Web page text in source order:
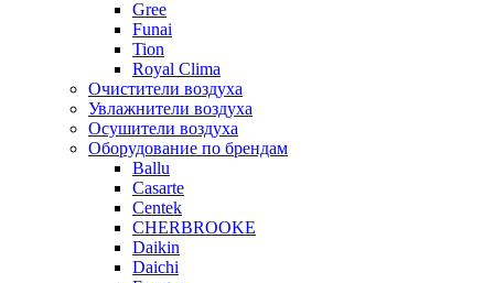
Gree
Funai
Tion
Royal Clima
Очистители воздуха
Увлажнители воздуха
Осушители воздуха
Оборудование по брендам
Ballu
Casarte
Centek
CHERBROOKE
Daikin
Daichi